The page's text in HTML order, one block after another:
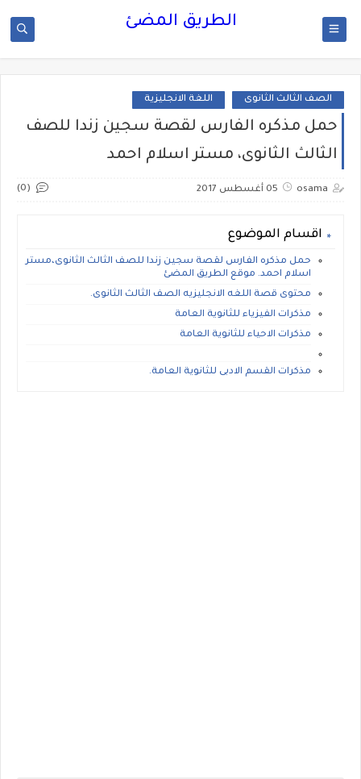
الطريق المضئ
الصف الثالث الثانوى اللغة الانجليزية
حمل مذكره الفارس لقصة سجين زندا للصف
الثالث الثانوى، مستر اسلام احمد
osama 05 أغسطس 2017 (0)
اقسام الموضوع
حمل مذكره الفارس لقصة سجين زندا للصف الثالث الثانوى،مستر
اسلام احمد. موقع الطريق المضئ
محتوى قصة اللغه الانجليزيه الصف الثالث الثانوى.
مذكرات الفيزياء للثانوية العامة
مذكرات الاحياء للثانوية العامة
مذكرات القسم الادبى للثانوية العامة.